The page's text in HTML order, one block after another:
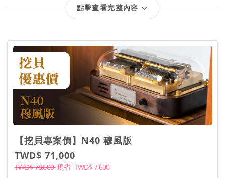
點擊查看完整內容
回饋項目
【挖貝專案價】N40 穆風版
TWD$ 71,000
TWD$ 78,600現省 TWD$ 7,600